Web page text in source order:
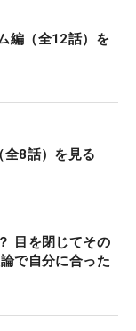
編（全12話）を
全8話）を見る
目を閉じてその
で自分に合った